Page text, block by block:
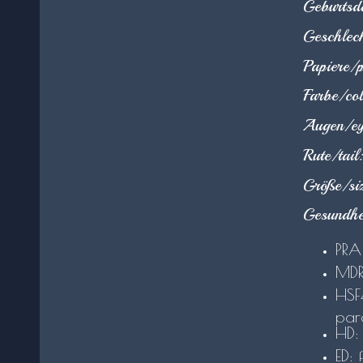
Papiere/
Farbe/
Augen/
Rute/tail:
Größe/